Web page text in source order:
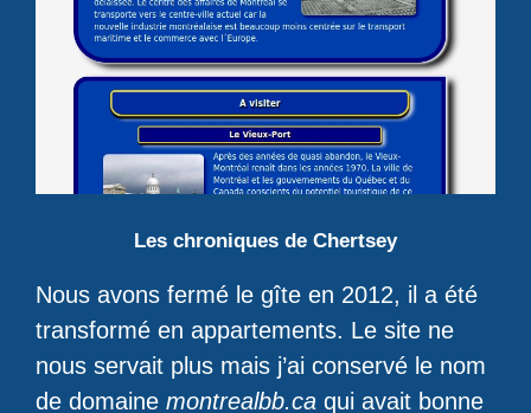
Les chroniques de Chertsey
Nous avons fermé le gîte en 2012, il a été
transformé en appartements. Le site ne
nous servait plus mais j’ai conservé le nom
de domaine montrealbb.ca qui avait bonne